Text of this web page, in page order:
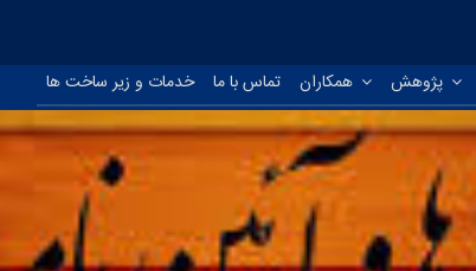
پژوهش همکاران تماس با ما خدمات و زیر ساخت ها